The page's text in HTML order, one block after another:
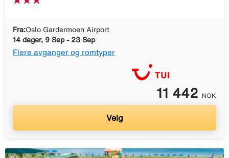
Fra:Oslo Gardermoen Airport
14 dager, 9 Sep - 23 Sep
Flere avganger og romtyper
11 442 NOK
Velg